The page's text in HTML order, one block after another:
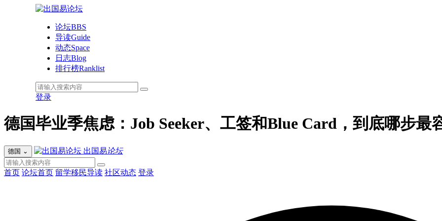
论坛BBS
导读Guide
动态Space
日志Blog
排行榜Ranklist
登录
德国毕业季焦虑：Job Seeker、工签和Blue Card，到底哪步最
德国 ⌄ 出国易论坛
首页 论坛首页 留学移民导读 社区动态 登录